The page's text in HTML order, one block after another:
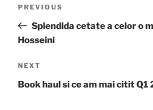
Previous
Post
PREVIOUS
Splendida cetate a celor o
Hosseini
Next
Post
NEXT
Book haul si ce am mai citit Q1